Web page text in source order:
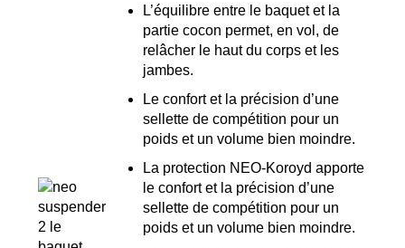
L’équilibre entre le baquet et la
partie cocon permet, en vol, de
relâcher le haut du corps et les
jambes.
Le confort et la précision d’une
sellette de compétition pour un
poids et un volume bien moindre.
La protection NEO-Koroyd apporte
le confort et la précision d’une
sellette de compétition pour un
poids et un volume bien moindre.